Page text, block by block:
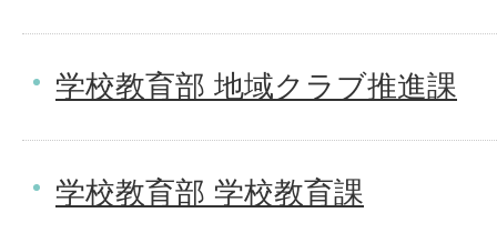
学校教育部 地域クラブ推進課
学校教育部 学校教育課